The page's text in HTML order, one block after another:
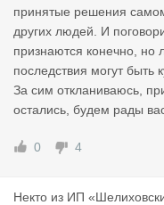
принятые решения
других людей. И
признаются конечно, но
последствия могут быть
За сим откланиваюсь,
остались, будем рады
0 4
Некто из ИП